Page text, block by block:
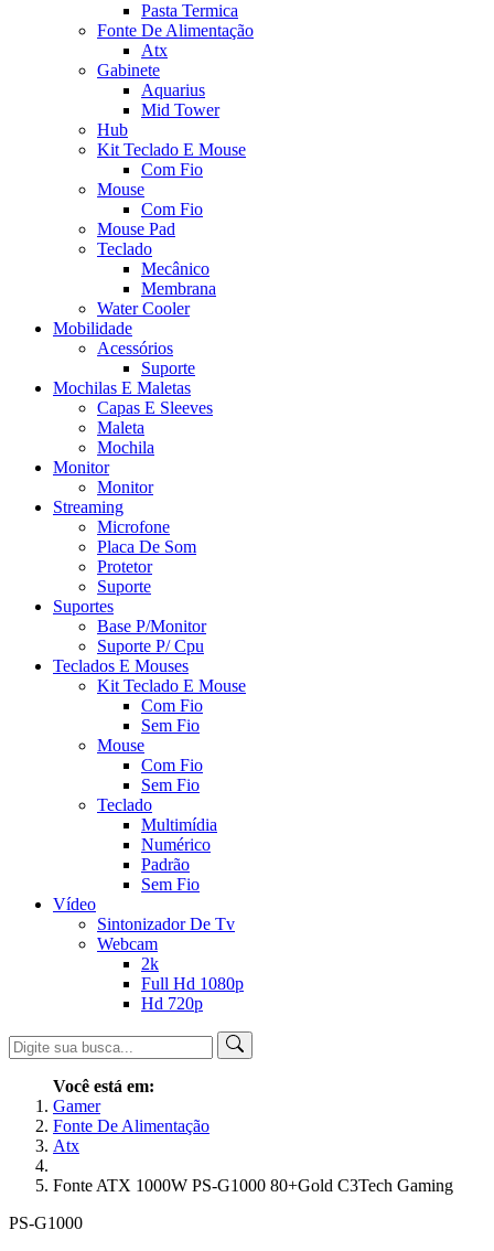
Pasta Termica
Fonte De Alimentação
Atx
Gabinete
Aquarius
Mid Tower
Hub
Kit Teclado E Mouse
Com Fio
Mouse
Com Fio
Mouse Pad
Teclado
Mecânico
Membrana
Water Cooler
Mobilidade
Acessórios
Suporte
Mochilas E Maletas
Capas E Sleeves
Maleta
Mochila
Monitor
Monitor
Streaming
Microfone
Placa De Som
Protetor
Suporte
Suportes
Base P/Monitor
Suporte P/ Cpu
Teclados E Mouses
Kit Teclado E Mouse
Com Fio
Sem Fio
Mouse
Com Fio
Sem Fio
Teclado
Multimídia
Numérico
Padrão
Sem Fio
Vídeo
Sintonizador De Tv
Webcam
2k
Full Hd 1080p
Hd 720p
Você está em:
Gamer
Fonte De Alimentação
Atx
Fonte ATX 1000W PS-G1000 80+Gold C3Tech Gaming
PS-G1000